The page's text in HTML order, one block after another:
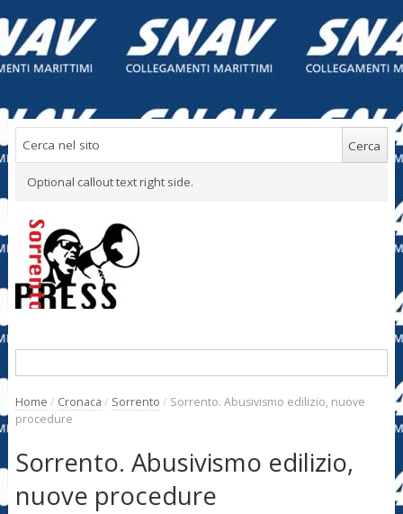
Optional callout text right side.
Home / Cronaca / Sorrento / Sorrento. Abusivismo edilizio, nuove
procedure
Sorrento. Abusivismo edilizio,
nuove procedure